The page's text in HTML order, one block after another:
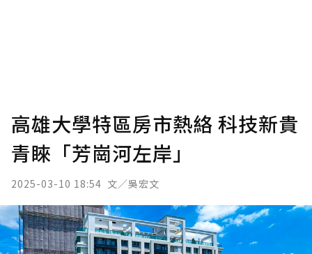
高雄大學特區房市熱絡 科技新貴
青睞「芳崗河左岸」
2025-03-10 18:54 文／吳宏文